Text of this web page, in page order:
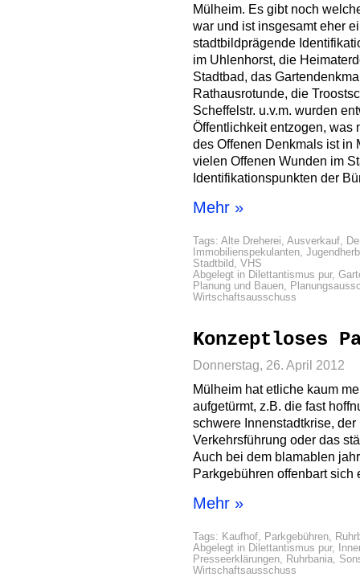
Mülheim. Es gibt noch
war und ist insgesamt eher
stadtbildprägende
im Uhlenhorst, die
Stadtbad, das
Rathausrotunde, die
Scheffelstr. u.v.m. wurden
Öffentlichkeit entzogen, was
des Offenen Denkmals ist in
vielen Offenen Wunden im
Identifikationspunkten der
Mehr »
Tags: Alte Dreherei, Ausverkauf,
Immobilienspekulanten,
Stadtbild, VHS
Abgelegt in Dilettantismus pur,
Planung und Bauen,
Wirtschaftsausschuss
Konzeptloses
Donnerstag, 26. April 2012
Mülheim hat etliche kaum
aufgetürmt, z.B. die fast
schwere Innenstadtkrise,
Verkehrsführung oder das
Auch bei dem blamablen
Parkgebühren offenbart
Mehr »
Tags: Kaufhof, Parkgebühren,
Abgelegt in Dilettantismus pur,
Presseerklärungen, Ruhrbania,
Wirtschaftsausschuss